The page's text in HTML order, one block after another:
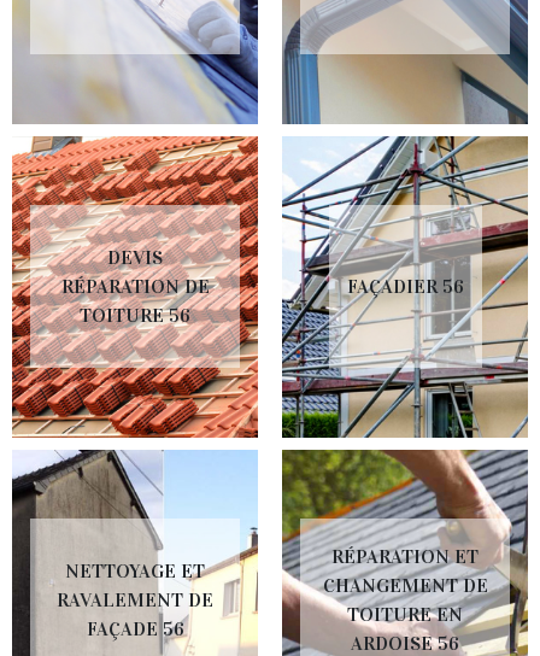
DEVIS
RÉPARATION DE
TOITURE 56
FAÇADIER 56
NETTOYAGE ET
RAVALEMENT DE
FAÇADE 56
RÉPARATION ET
CHANGEMENT DE
TOITURE EN
ARDOISE 56